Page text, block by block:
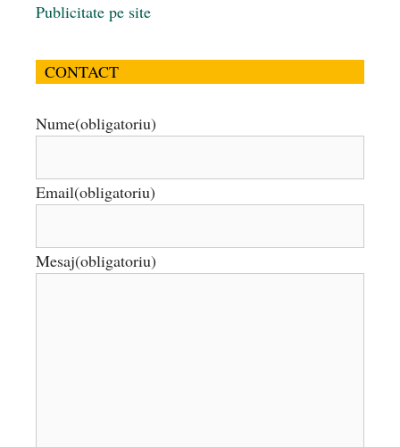
Publicitate pe site
CONTACT
Nume(obligatoriu)
Email(obligatoriu)
Mesaj(obligatoriu)